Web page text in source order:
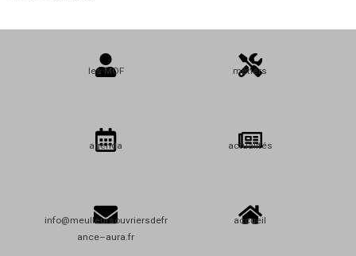
les MOF métiers
agenda actualités
info@meulleursouvriersdefr
ance–aura.fr
accueil